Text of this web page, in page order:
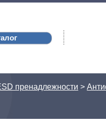
пренадлежности >